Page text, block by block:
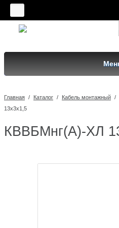
Главная / Каталог / Кабель монтажный /
13х3х1,5
КВВБМнг(A)-ХЛ